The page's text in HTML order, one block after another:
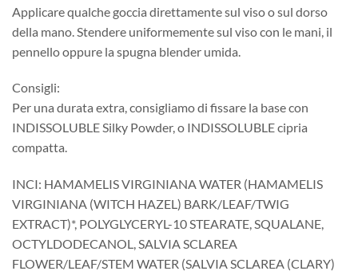
Applicare qualche goccia direttamente sul viso o sul dorso
della mano. Stendere uniformemente sul viso con le mani, il
pennello oppure la spugna blender umida.
Consigli:
Per una durata extra, consigliamo di fissare la base con
INDISSOLUBLE Silky Powder, o INDISSOLUBLE cipria
compatta.
INCI: HAMAMELIS VIRGINIANA WATER (HAMAMELIS
VIRGINIANA (WITCH HAZEL) BARK/LEAF/TWIG
EXTRACT)*, POLYGLYCERYL-10 STEARATE, SQUALANE,
OCTYLDODECANOL, SALVIA SCLAREA
FLOWER/LEAF/STEM WATER (SALVIA SCLAREA (CLARY)